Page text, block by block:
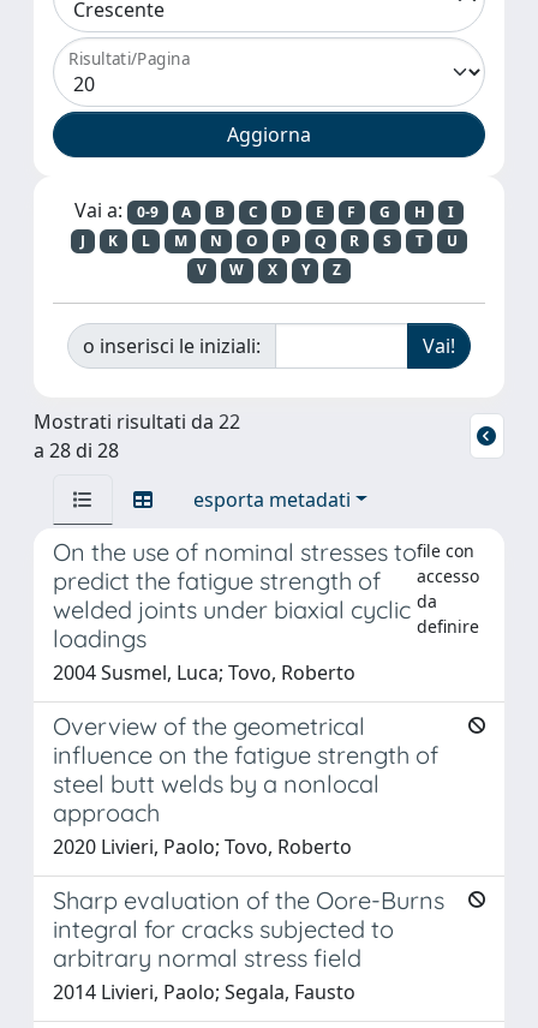
Risultati/Pagina
Vai a: 0-9 A B C D E F G H
I
J
K L M N O P Q R S T
U
V
W X Y Z
o inserisci le iniziali:
Mostrati risultati da 22
a 28 di 28
esporta metadati
On the use of nominal stresses to
predict the fatigue strength of
welded joints under biaxial cyclic
loadings
file con
accesso
da
definire
2004 Susmel, Luca; Tovo, Roberto
Overview of the geometrical
influence on the fatigue strength of
steel butt welds by a nonlocal
approach
2020 Livieri, Paolo; Tovo, Roberto
Sharp evaluation of the Oore-Burns
integral for cracks subjected to
arbitrary normal stress field
2014 Livieri, Paolo; Segala, Fausto